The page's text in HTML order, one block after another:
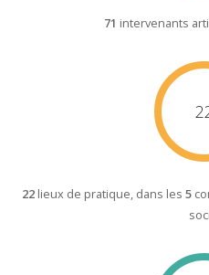
71 intervenants
22lieux de pratique, dans les 5